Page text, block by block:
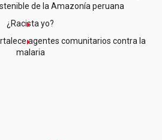
de la Amazonía peruana
¿Racista yo?
agentes comunitarios contra la
malaria